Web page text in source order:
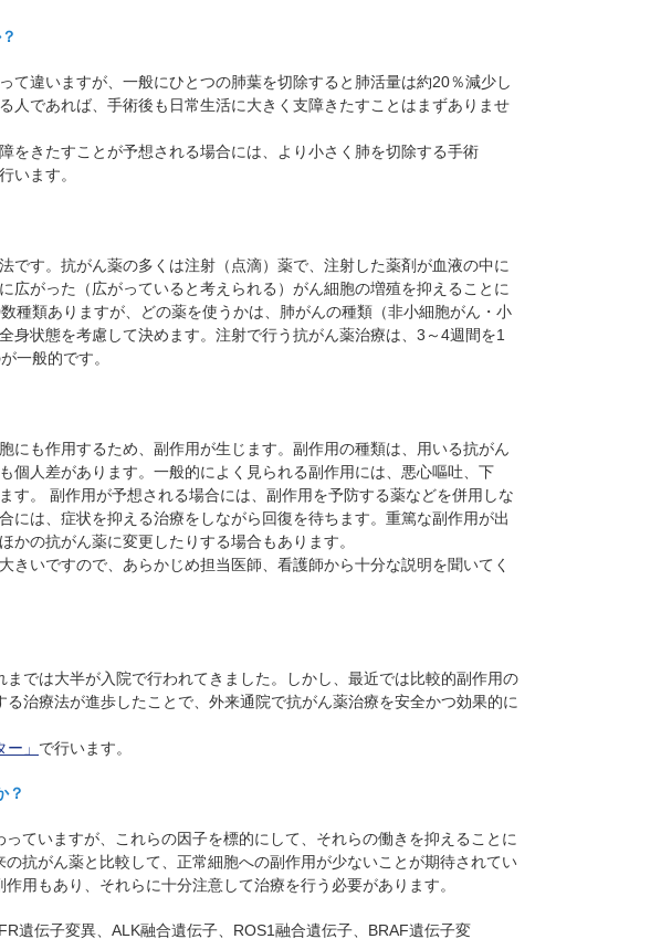
て違いますが、一般にひとつの肺葉を切除すると肺活量は約20％減少し
人であれば、手術後も日常生活に大きく支障きたすことはまずありませ
をきたすことが予想される場合には、より小さく肺を切除する手術
います。
です。抗がん薬の多くは注射（点滴）薬で、注射した薬剤が血液の中に
広がった（広がっていると考えられる）がん細胞の増殖を抑えることに
種類ありますが、どの薬を使うかは、肺がんの種類（非小細胞がん・小
身状態を考慮して決めます。注射で行う抗がん薬治療は、3～4週間を1
一般的です。
にも作用するため、副作用が生じます。副作用の種類は、用いる抗がん
個人差があります。一般的によく見られる副作用には、悪心嘔吐、下
す。 副作用が予想される場合には、副作用を予防する薬などを併用しな
には、症状を抑える治療をしながら回復を待ちます。重篤な副作用が出
かの抗がん薬に変更したりする場合もあります。
きいですので、あらかじめ担当医師、看護師から十分な説明を聞いてく
では大半が入院で行われてきました。しかし、最近では比較的副作用の
治療法が進歩したことで、外来通院で抗がん薬治療を安全かつ効果的に
」 で行います。
？
ていますが、これらの因子を標的にして、それらの働きを抑えることに
抗がん薬と比較して、正常細胞への副作用が少ないことが期待されてい
用もあり、それらに十分注意して治療を行う必要があります。
遺伝子変異、ALK融合遺伝子、ROS1融合遺伝子、 BRAF遺伝子変